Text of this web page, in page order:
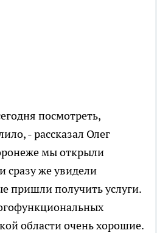
посмотреть,
- рассказал Олег
мы открыли
же увидели
пришли получить услуги.
области очень хорошие.